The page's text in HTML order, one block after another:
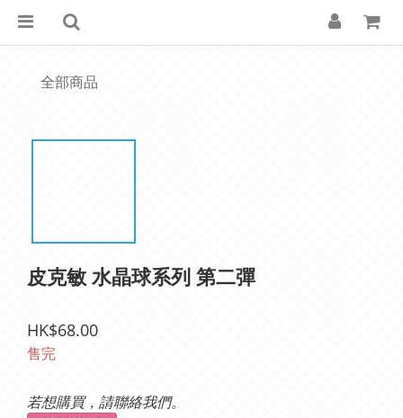
全部商品
皮克敏 水晶球系列 第二彈
HK$68.00
售完
若想購買，請聯絡我們。